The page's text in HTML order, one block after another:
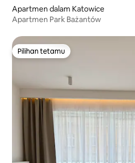
Apartmen dalam Katowice
Apartmen Park Bażantów
Pilihan tetamu
Pilihan tetamu